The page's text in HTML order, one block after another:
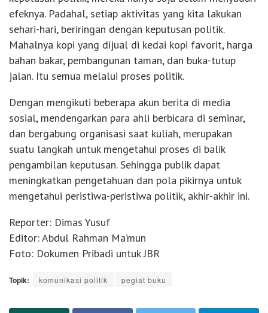
efeknya. Padahal, setiap aktivitas yang kita lakukan
sehari-hari, beriringan dengan keputusan politik.
Mahalnya kopi yang dijual di kedai kopi favorit, harga
bahan bakar, pembangunan taman, dan buka-tutup
jalan. Itu semua melalui proses politik.
Dengan mengikuti beberapa akun berita di media
sosial, mendengarkan para ahli berbicara di seminar,
dan bergabung organisasi saat kuliah, merupakan
suatu langkah untuk mengetahui proses di balik
pengambilan keputusan. Sehingga publik dapat
meningkatkan pengetahuan dan pola pikirnya untuk
mengetahui peristiwa-peristiwa politik, akhir-akhir ini.
Reporter: Dimas Yusuf
Editor: Abdul Rahman Ma’mun
Foto: Dokumen Pribadi untuk JBR
Topik: komunikasi politik pegiat buku